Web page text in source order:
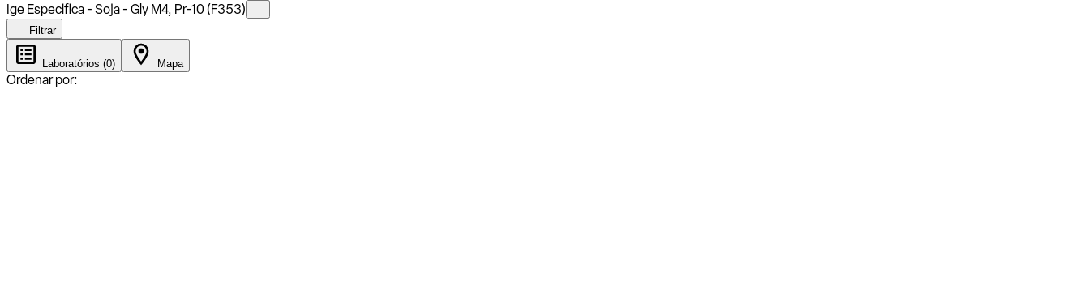
Ige Especifica - Soja - Gly M4, Pr-10 (F353)
Filtrar
Laboratórios (0) Mapa
Ordenar por: